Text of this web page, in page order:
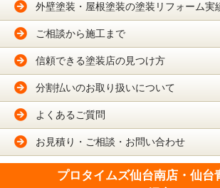
外壁塗装・屋根塗装の塗装リフォーム実
ご相談から施工まで
信頼できる塗装店の見つけ方
分割払いのお取り扱いについて
よくあるご質問
お見積り・ご相談・お問い合わせ
プロタイムズ仙台南店・仙台